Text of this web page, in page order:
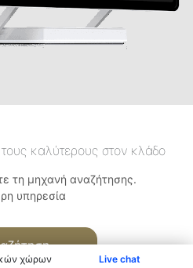
χώρων Live chat
καλύτερους στον κλάδο
τη μηχανή αναζήτησης.
υπηρεσία